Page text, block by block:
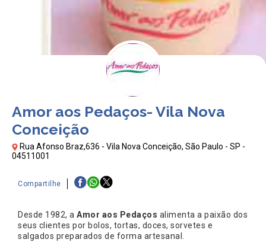
Amor aos Pedaços- Vila Nova
Conceição
Rua Afonso Braz,636 - Vila Nova Conceição, São Paulo - SP -
04511001
Compartilhe
Desde 1982, a Amor aos Pedaços alimenta a paixão dos
seus clientes por bolos, tortas, doces, sorvetes e
salgados preparados de forma artesanal.